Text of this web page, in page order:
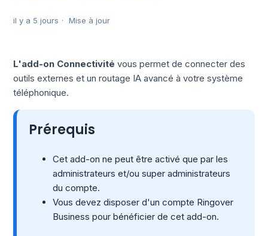
il y a 5 jours Mise à jour
L'add-on Connectivité vous permet de connecter des
outils externes et un routage IA avancé à votre système
téléphonique.
Prérequis
Cet add-on ne peut être activé que par les
administrateurs et/ou super administrateurs
du compte.
Vous devez disposer d'un compte Ringover
Business pour bénéficier de cet add-on.